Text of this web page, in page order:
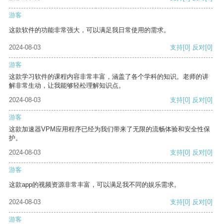
游客
这款软件的功能非常强大，可以满足我日常使用的需求。
2024-08-03 支持[0] 反对[0]
游客
这款学习软件的课程内容非常丰富，涵盖了各个学科的知识。老师的讲
解非常生动，让我能够轻松理解知识点。
2024-08-03
支持[0] 反对[0]
游客
这款加速器VPM应用程序已经为我们带来了无限的流畅体验和安全性保
护。
2024-08-03
支持[0] 反对[0]
游客
这款app的视频资源非常丰富，可以满足我不同的娱乐需求。
2024-08-03 支持[0] 反对[0]
游客